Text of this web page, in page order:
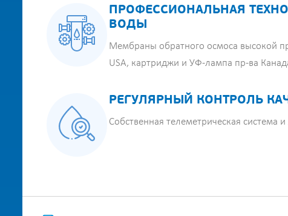
ПРОФЕССИОНАЛЬНАЯ
ВОДЫ
Мембраны обратного осмоса высокой
USA, картриджи и УФ-лампа пр-ва
РЕГУЛЯРНЫЙ КОНТРОЛЬ
Собственная телеметрическая система